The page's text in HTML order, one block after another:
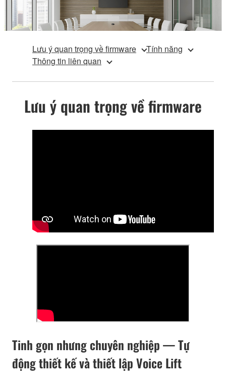
Lưu ý quan trọng về firmware
Tính năng
Thông tin liên quan
Lưu ý quan trọng về firmware
Tinh gọn nhưng chuyên nghiệp — Tự
động thiết kế và thiết lập Voice Lift